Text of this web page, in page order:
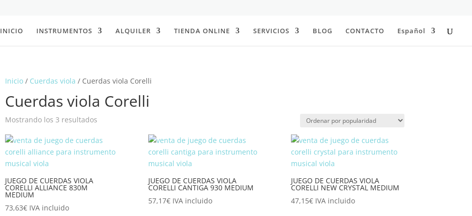
INICIO INSTRUMENTOS ALQUILER TIENDA ONLINE SERVICIOS BLOG CONTACTO Español
Inicio/ Cuerdas viola / Cuerdas viola Corelli
Cuerdas viola Corelli
Mostrando los 3 resultadosOrdenado
popularidad
JUEGO DE CUERDAS VIOLA
CORELLI ALLIANCE 830M
MEDIUM
73,63€ IVA incluido
JUEGO DE CUERDAS VIOLA
CORELLI CANTIGA 930 MEDIUM
57,17€ IVA incluido
JUEGO DE CUERDAS VIOLA
CORELLI NEW CRYSTAL MEDIUM
47,15€ IVA incluido